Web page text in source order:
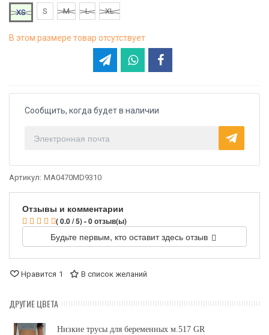
XS
S M L XL
В этом размере товар отсутствует
Сообщить, когда будет в наличии
Артикул: MA0470MD9310
Отзывы и комментарии
( 0.0 / 5) - 0 отзыв(ы)
Будьте первым, кто оставит здесь отзыв
Нравится 1 В список желаний
ДРУГИЕ ЦВЕТА
Низкие трусы для беременных м.517 GR